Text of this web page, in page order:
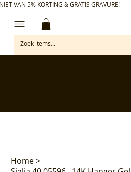
VAN 5% KORTING & GRATIS GRAVURE!
Home>